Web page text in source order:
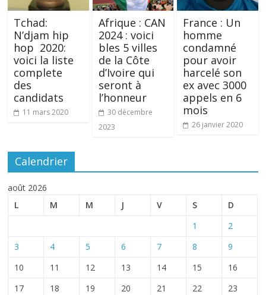
Tchad:
N’djam hip
hop 2020:
voici la liste
complete
des
candidats
11 mars 2020
Afrique : CAN
2024 : voici
bles 5 villes
de la Côte
d’Ivoire qui
seront à
l’honneur
30 décembre
2023
France : Un
homme
condamné
pour avoir
harcelé son
ex avec 3000
appels en 6
mois
26 janvier 2020
Calendrier
août 2026
L
M M J V S D
1
2
3
4 5 6 7 8
9
10
11 12 13 14 15
16
17
18 19 20 21 22
23